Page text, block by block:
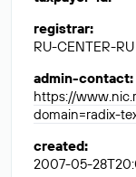
registrar:
RU-CENTER-RU
admin-contact:
https://
domain=radix-
created:
2007-05-